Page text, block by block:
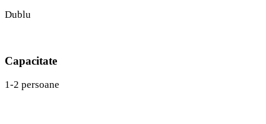
Dublu
Capacitate
1-2 persoane